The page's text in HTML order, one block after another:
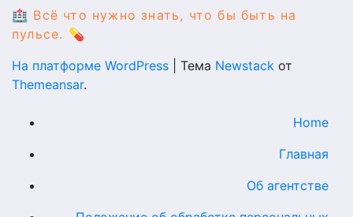
🏥 Всё что нужно знать, что бы быть на
пульсе. 💊
На платформе WordPress
Тема Newstack от
Themeansar.
Home
Главная
Об агентстве